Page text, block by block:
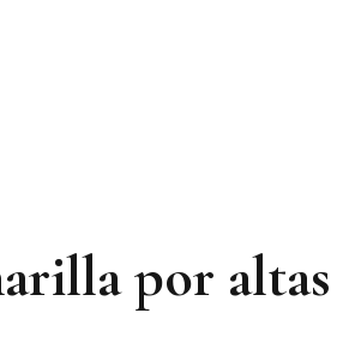
por altas